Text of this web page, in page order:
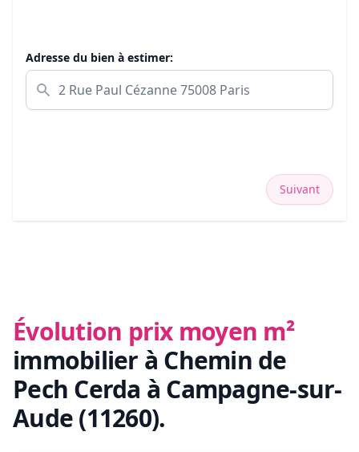
Adresse du bien à estimer:
Suivant
Évolution prix moyen m²
immobilier à Chemin de
Pech Cerda à Campagne-sur-
Aude (11260).